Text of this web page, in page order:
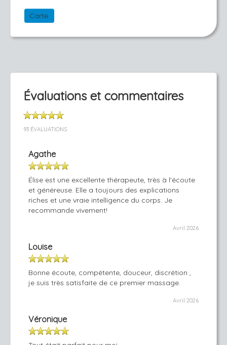
Carte
Évaluations et commentaires
93 ÉVALUATIONS
Agathe
Élise est une excellente thérapeute, très à l'écoute
et généreuse. Elle a toujours des explications
riches et une vraie intelligence du corps. Je
recommande vivement!
Avril 2026
Louise
Bonne écoute, compétente, douceur, discrétion ,
je suis très satisfaite de ce premier massage.
Avril 2026
Véronique